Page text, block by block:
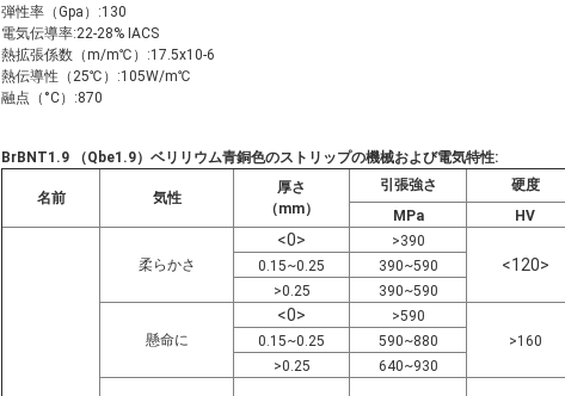
弾性率（Gpa）:130
電気伝導率:22-28% IACS
熱拡張係数（m/m℃）:17.5x10-6
熱伝導性（25℃）:105W/m℃
融点（°C）:870
BrBNT1.9 （Qbe1.9）ベリリウム青銅色のストリップの機械および電気特性:
名前 気性
厚さ
（mm）
引張強さ
硬度
MPa
HV
柔らかさ
<0> >390
<120>
0.15~0.25
390~590
>0.25
390~590
懸命に
<0>
>590
>160
0.15~0.25
590~880
>0.25
640~930